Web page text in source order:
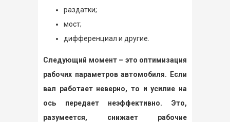
раздатки;
мост;
дифференциал и другие.
Следующий момент – это оптимизация
рабочих параметров автомобиля. Если
вал работает неверно, то и усилие на
ось передает неэффективно. Это,
разумеется, снижает рабочие